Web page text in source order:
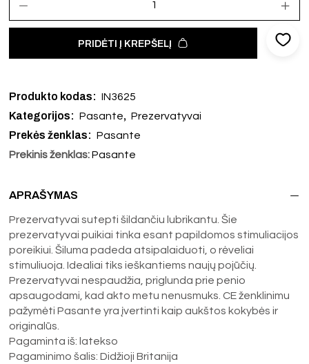
PRIDĖTI Į KREPŠELĮ
Produkto kodas: IN3625
Kategorijos: Pasante, Prezervatyvai
Prekės ženklas: Pasante
Prekinis ženklas: Pasante
APRAŠYMAS
Prezervatyvai sutepti šildančiu lubrikantu. Šie
prezervatyvai puikiai tinka esant papildomos stimuliacijos
poreikiui. Šiluma padeda atsipalaiduoti, o rėveliai
stimuliuoja. Idealiai tiks ieškantiems naujų pojūčių.
Prezervatyvai nespaudžia, priglunda prie penio
apsaugodami, kad akto metu nenusmuks. CE ženklinimu
pažymėti Pasante yra įvertinti kaip aukštos kokybės ir
originalūs.
Pagaminta iš: latekso
Pagaminimo šalis: Didžioji Britanija